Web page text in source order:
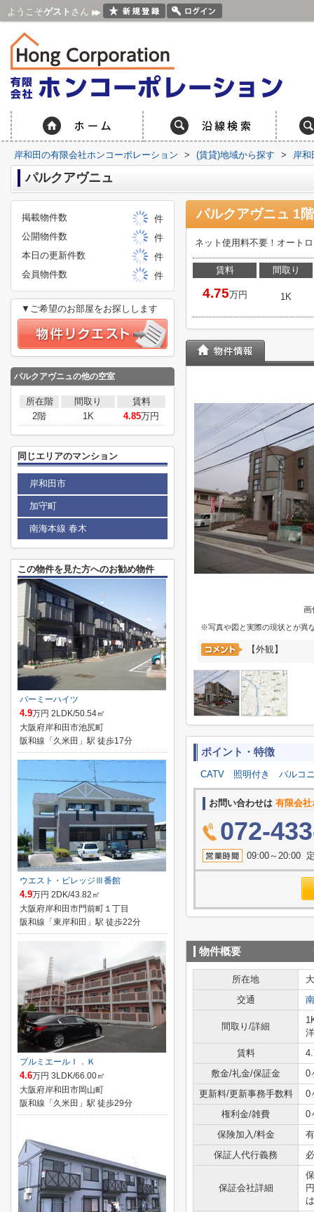
ようこそゲスト さん
岸和田の有限会社ホンコーポレーション > (賃貸)地域から探す > 岸和
パルクアヴニュ
パルクアヴニュ 1階
ネット使用料不要！オート
賃料
4.75万円
間取り
1K
画
※写真や図と実際の現状とが異
【外観】
ポイント・特徴
CATV 照明付き バルコ
お問い合わせは 有限会
072-
09:00～20:00
物件概要
所在地
交通
間取り/詳細
賃料
敷金/礼金/保証金
0
更新料/更新事務手数料
0
権利金/雑費
0
保険加入/料金
保証人代行義務
保証会社詳細
掲載物件数
件
公開物件数
件
本日の更新件数
件
会員物件数
件
▼ご希望のお部屋をお探しします
パルクアヴニュの他の空室
所在階 間取り
賃料
2階
1K 4.85万円
同じエリアのマンション
岸和田市
加守町
南海本線 春木
この物件を見た方へのお勧め物件
パーミーハイツ
4.9万円 2LDK/50.54㎡
大阪府岸和田市池尻町
阪和線「久米田」駅 徒歩17分
ウエスト・ビレッジⅢ番館
4.9万円 2DK/43.82㎡
大阪府岸和田市門前町１丁目
阪和線「東岸和田」駅 徒歩22分
プルミエールＩ．Ｋ
4.6万円 3LDK/66.00㎡
大阪府岸和田市岡山町
阪和線「久米田」駅 徒歩29分